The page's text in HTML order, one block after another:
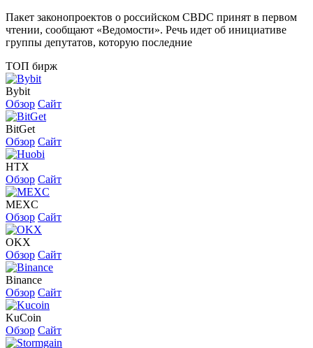
Пакет законопроектов о российском CBDC принят в первом
чтении, сообщают «Ведомости». Речь идет об инициативе
группы депутатов, которую последние
ТОП бирж
Bybit
Обзор Сайт
BitGet
Обзор Сайт
HTX
Обзор Сайт
MEXC
Обзор Сайт
OKX
Обзор Сайт
Binance
Обзор Сайт
KuCoin
Обзор Сайт